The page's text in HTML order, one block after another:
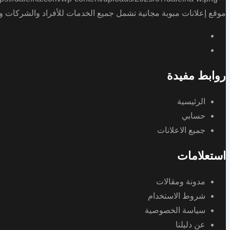
موقع إعلانات مبوبة مجانية تشمل جميع الخدمات للأفراد والشركات
روابط مفيدة
الرئيسية
حسابي
جميع الاعلانات
استعلامات
مدونة ومقالات
شروط الاستخدام
سياسة الخصوصية
عن دليلنا